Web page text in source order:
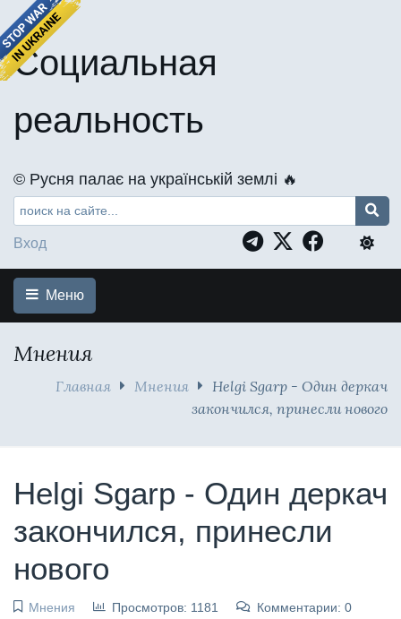
Социальная
реальность
©️ Русня палає на українській землі 🔥
Вход
Меню
Мнения
Главная Мнения
Helgi Sgarp - Один деркач
закончился, принесли нового
Helgi Sgarp - Один деркач
закончился, принесли
нового
Мнения Просмотров: 1181
Комментарии: 0